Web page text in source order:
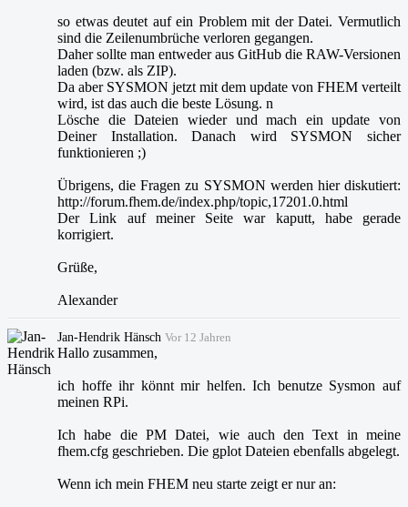
so etwas deutet auf ein Problem mit der Datei. Vermutlich
sind die Zeilenumbrüche verloren gegangen.
Daher sollte man entweder aus GitHub die RAW-Versionen
laden (bzw. als ZIP).
Da aber SYSMON jetzt mit dem update von FHEM verteilt
wird, ist das auch die beste Lösung. n
Lösche die Dateien wieder und mach ein update von
Deiner Installation. Danach wird SYSMON sicher
funktionieren ;)
Übrigens, die Fragen zu SYSMON werden hier diskutiert:
http://forum.fhem.de/index.php/topic,17201.0.html
Der Link auf meiner Seite war kaputt, habe gerade
korrigiert.
Grüße,
Alexander
Jan-Hendrik Hänsch Vor 12 Jahren
Hallo zusammen,
ich hoffe ihr könnt mir helfen. Ich benutze Sysmon auf
meinen RPi.
Ich habe die PM Datei, wie auch den Text in meine
fhem.cfg geschrieben. Die gplot Dateien ebenfalls abgelegt.
Wenn ich mein FHEM neu starte zeigt er nur an: